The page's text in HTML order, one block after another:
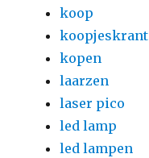
koop
koopjeskrant
kopen
laarzen
laser pico
led lamp
led lampen